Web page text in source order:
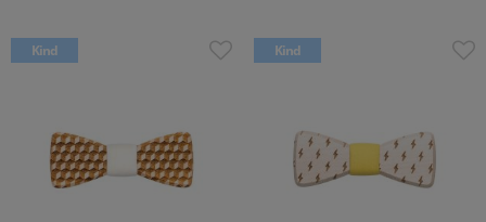
Kind Kind